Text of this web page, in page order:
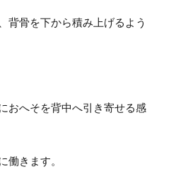
背骨を下から積み上げるよう
おへそを背中へ引き寄せる感
働きます。